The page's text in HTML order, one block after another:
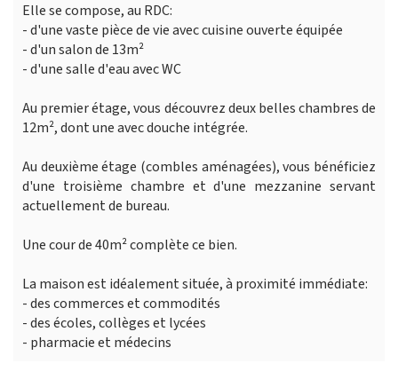
Elle se compose, au RDC:
- d'une vaste pièce de vie avec cuisine ouverte équipée
- d'un salon de 13m²
- d'une salle d'eau avec WC
Au premier étage, vous découvrez deux belles chambres de
12m², dont une avec douche intégrée.
Au deuxième étage (combles aménagées), vous bénéficiez
d'une troisième chambre et d'une mezzanine servant
actuellement de bureau.
Une cour de 40m² complète ce bien.
La maison est idéalement située, à proximité immédiate:
- des commerces et commodités
- des écoles, collèges et lycées
- pharmacie et médecins